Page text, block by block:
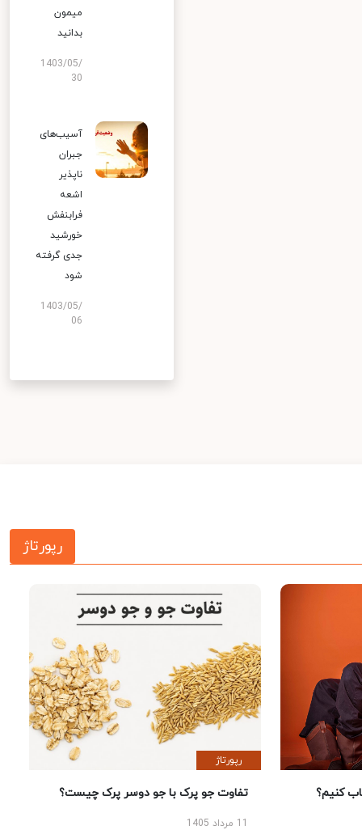
میمون
بدانید
1403/05/
30
آسیب‌های
جبران
ناپذیر
اشعه
فرابنفش
خورشید
جدی گرفته
شود
1403/05/
06
رپورتاژ
کنیم؟
رپورتاژ
تفاوت جو پرک با جو دوسر پرک چیست؟